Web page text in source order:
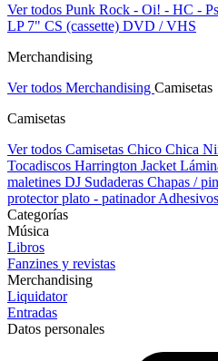
Ver todos Punk Rock - Oi! - HC -
LP 7" CS (cassette) DVD / VHS
Merchandising
Ver todos Merchandising Camisetas
Camisetas
Ver todos Camisetas Chico Chica
Tocadiscos Harrington Jacket
maletines DJ Sudaderas Chapas /
protector plato - patinadorAdhesivos
Categorías
Música
Libros
Fanzines y revistas
Merchandising
Liquidator
Entradas
Datos personales